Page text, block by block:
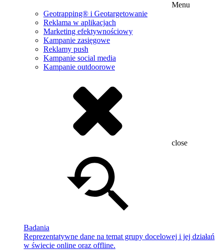
Menu
Geotrapping® i Geotargetowanie
Reklama w aplikacjach
Marketing efektywnościowy
Kampanie zasięgowe
Reklamy push
Kampanie social media
Kampanie outdoorowe
close
Badania
Reprezentatywne dane na temat grupy docelowej i jej działań
w świecie online oraz offline.